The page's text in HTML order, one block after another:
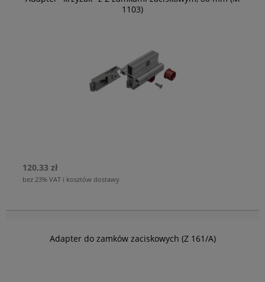
1103)
120,33 zł
bez 23% VAT i kosztów dostawy
Adapter do zamków zaciskowych (Z 161/A)